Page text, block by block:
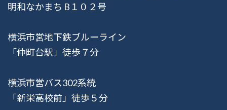
明和なかまち B１０２号
横浜市営地下鉄ブルーライン
「仲町台駅」徒歩７分
横浜市営バス302系統
「新栄高校前」徒歩５分